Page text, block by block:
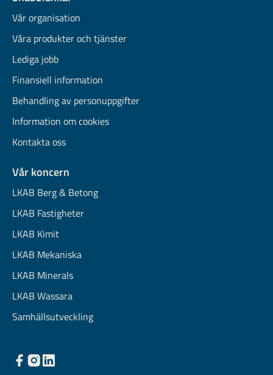
Vår organisation
Våra produkter och tjänster
Lediga jobb
Finansiell information
Behandling av personuppgifter
Information om cookies
Kontakta oss
Vår koncern
LKAB Berg & Betong
LKAB Fastigheter
LKAB Kimit
LKAB Mekaniska
LKAB Minerals
LKAB Wassara
Samhällsutveckling